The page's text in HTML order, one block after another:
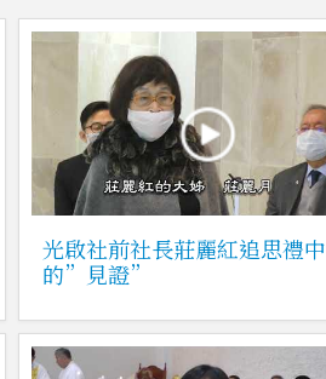
光啟社前社長莊麗紅追思禮中
的”見證”